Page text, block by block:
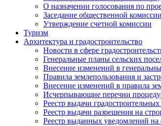
О назначении голосования по
Заседание общественной комиссии
Утверждение счетной комиссии
Туризм
Архитектура и градостроительство
Новости в сфере
Генеральные планы сельских
Внесение изменений в
Правила землепользования и
Внесение изменений в правила
Исчерпывающие перечни
Реестр выдачи
Реестр выдачи разрешения на
Реестр выданных уведомлений на